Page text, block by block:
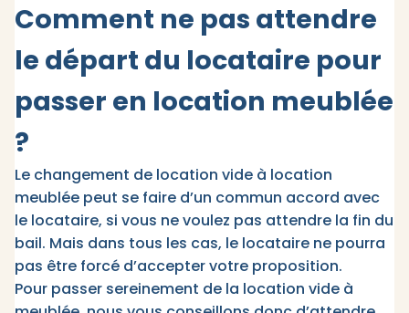
Comment ne pas attendre
le départ du locataire pour
passer en location meublée
?
Le changement de location vide à location
meublée peut se faire d’un commun accord avec
le locataire, si vous ne voulez pas attendre la fin du
bail. Mais dans tous les cas, le locataire ne pourra
pas être forcé d’accepter votre proposition.
Pour passer sereinement de la location vide à